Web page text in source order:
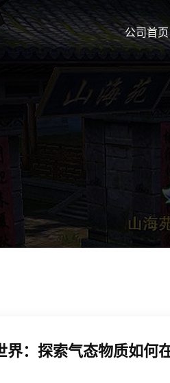
公司首页
界：探索气态物质如何